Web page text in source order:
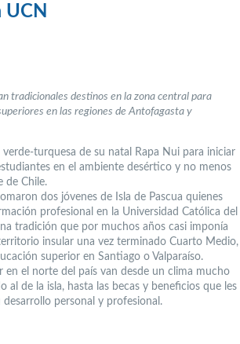
UCN
tradicionales destinos en la zona central para
en las regiones de Antofagasta y
verde-turquesa de su natal Rapa Nui para iniciar
en el ambiente desértico y no menos
de Chile.
dos jóvenes de Isla de Pascua quienes
profesional en la Universidad Católica del
tradición que por muchos años casi imponía
insular una vez terminado Cuarto Medio,
superior en Santiago o Valparaíso.
en el norte del país van desde un clima mucho
al de la isla, hasta las becas y beneficios que les
desarrollo personal y profesional.